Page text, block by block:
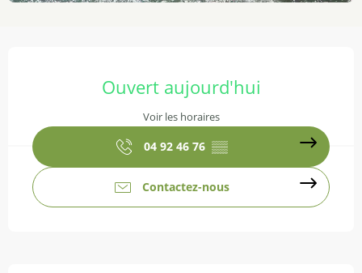
Ouvert aujourd'hui
Voir les horaires
04 92 46 76 ▒▒
Contactez-nous